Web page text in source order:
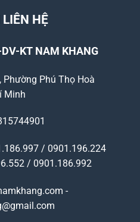
HỆ
KT NAM KHANG
Phường Phú Thọ Hoà
Minh
/ 0901.196.224
/ 0901.186.992
-